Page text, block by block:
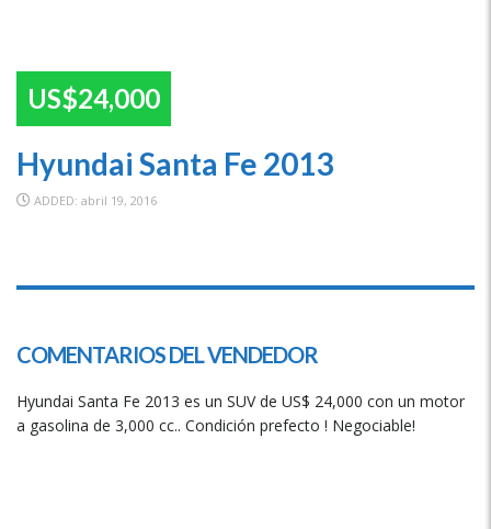
US$24,000
Hyundai Santa Fe 2013
ADDED: abril 19, 2016
SPECIAL
COMENTARIOS DEL VENDEDOR
Hyundai Santa Fe 2013 es un SUV de US$ 24,000 con un motor
a gasolina de 3,000 cc.. Condición prefecto ! Negociable!